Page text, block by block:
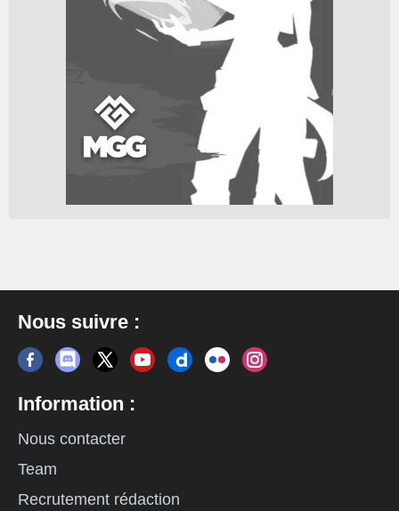
Nous suivre :
Information :
Nous contacter
Team
Recrutement rédaction